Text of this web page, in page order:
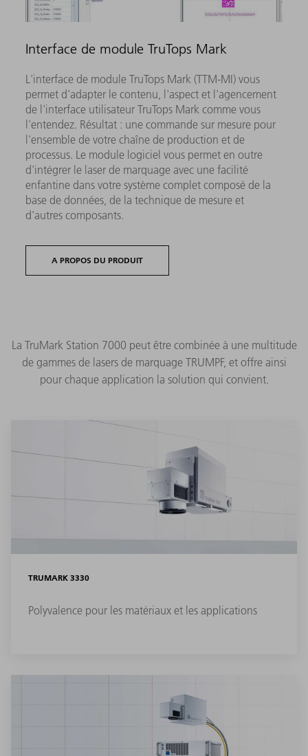
Interface de module TruTops Mark
L'interface de module TruTops Mark (TTM-MI) vous
permet d'adapter le contenu, l'aspect et l'agencement
de l'interface utilisateur TruTops Mark comme vous
l'entendez. Résultat : une commande sur mesure pour
l'ensemble de votre chaîne de production et de
processus. Le module logiciel vous permet en outre
d'intégrer le laser de marquage avec une facilité
enfantine dans votre système complet composé de la
base de données, de la technique de mesure et
d'autres composants.
A PROPOS DU PRODUIT
La TruMark Station 7000 peut être combinée à une multitude
de gammes de lasers de marquage TRUMPF, et offre ainsi
pour chaque application la solution qui convient.
TRUMARK 3330
Polyvalence pour les matériaux et les applications